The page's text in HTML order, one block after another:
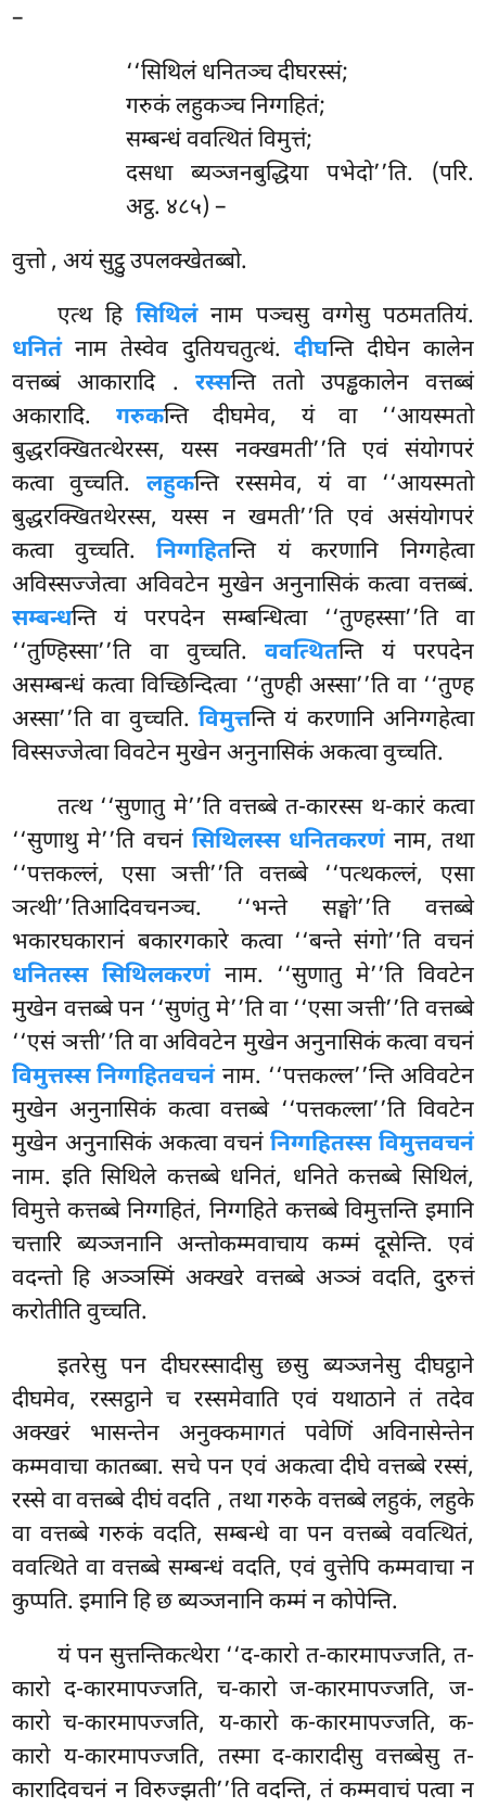
–
‘‘सिथिलं धनितञ्च दीघरस्सं;
गरुकं लहुकञ्च निग्गहितं;
सम्बन्धं ववत्थितं विमुत्तं;
दसधा ब्यञ्जनबुद्धिया पभेदो’’ति. (परि.
अट्ठ. ४८५) –
वुत्तो, अयं सुट्ठु उपलक्खेतब्बो.
एत्थ हि सिथिलंनाम पञ्चसु वग्गेसु पठमततियं.
धनितंनाम तेस्वेव दुतियचतुत्थं. दीघन्ति दीघेन कालेन
वत्तब्बं आकारादि . रस्सन्ति ततो उपड्ढकालेन वत्तब्बं
अकारादि. गरुकन्ति दीघमेव, यं वा ‘‘आयस्मतो
बुद्धरक्खितत्थेरस्स, यस्स नक्खमती’’ति एवं संयोगपरं
कत्वा वुच्चति. लहुकन्ति रस्समेव, यं वा ‘‘आयस्मतो
बुद्धरक्खितथेरस्स, यस्स न खमती’’ति एवं असंयोगपरं
कत्वा वुच्चति.निग्गहितन्ति यं करणानि निग्गहेत्वा
अविस्सज्जेत्वा अविवटेन मुखेन अनुनासिकं कत्वा वत्तब्बं.
सम्बन्धन्ति यं परपदेन सम्बन्धित्वा ‘‘तुण्हस्सा’’ति वा
‘‘तुण्हिस्सा’’ति वा वुच्चति.ववत्थितन्ति यं परपदेन
असम्बन्धं कत्वा विच्छिन्दित्वा ‘‘तुण्ही अस्सा’’ति वा ‘‘तुण्ह
अस्सा’’ति वा वुच्चति. विमुत्तन्ति यं करणानि अनिग्गहेत्वा
विस्सज्जेत्वा विवटेन मुखेन अनुनासिकं अकत्वा वुच्चति.
तत्थ ‘‘सुणातु मे’’ति वत्तब्बे त-कारस्स थ-कारं कत्वा
‘‘सुणाथु मे’’ति वचनं सिथिलस्स धनितकरणंनाम, तथा
‘‘पत्तकल्लं, एसा ञत्ती’’ति वत्तब्बे ‘‘पत्थकल्लं, एसा
ञत्थी’’तिआदिवचनञ्च. ‘‘भन्ते सङ्घो’’ति वत्तब्बे
भकारघकारानं बकारगकारे कत्वा ‘‘बन्ते संगो’’ति वचनं
धनितस्स सिथिलकरणंनाम. ‘‘सुणातु मे’’ति विवटेन
मुखेन वत्तब्बे पन ‘‘सुणंतु मे’’ति वा ‘‘एसा ञत्ती’’ति वत्तब्बे
‘‘एसं ञत्ती’’ति वा अविवटेन मुखेन अनुनासिकं कत्वा वचनं
विमुत्तस्स निग्गहितवचनंनाम. ‘‘पत्तकल्ल’’न्ति अविवटेन
मुखेन अनुनासिकं कत्वा वत्तब्बे ‘‘पत्तकल्ला’’ति विवटेन
मुखेन अनुनासिकं अकत्वा वचनंनिग्गहितस्स विमुत्तवचनं
नाम. इति सिथिले कत्तब्बे धनितं, धनिते कत्तब्बे सिथिलं,
विमुत्ते कत्तब्बे निग्गहितं, निग्गहिते कत्तब्बे विमुत्तन्ति इमानि
चत्तारि ब्यञ्जनानि अन्तोकम्मवाचाय कम्मं दूसेन्ति. एवं
वदन्तो हि अञ्ञस्मिं अक्खरे वत्तब्बे अञ्ञं वदति, दुरुत्तं
करोतीति वुच्चति.
इतरेसुपन दीघरस्सादीसु छसु ब्यञ्जनेसु दीघट्ठाने
दीघमेव, रस्सट्ठाने च रस्समेवाति एवं यथाठाने तं तदेव
अक्खरं भासन्तेन अनुक्कमागतं पवेणिं अविनासेन्तेन
कम्मवाचा कातब्बा. सचे पन एवं अकत्वा दीघे वत्तब्बे रस्सं,
रस्से वा वत्तब्बे दीघं वदति , तथा गरुके वत्तब्बे लहुकं, लहुके
वा वत्तब्बे गरुकं वदति, सम्बन्धे वा पन वत्तब्बे ववत्थितं,
ववत्थिते वा वत्तब्बे सम्बन्धं वदति, एवं वुत्तेपि कम्मवाचा न
कुप्पति. इमानि हि छ ब्यञ्जनानि कम्मं न कोपेन्ति.
यं पन सुत्तन्तिकत्थेरा ‘‘द-कारो त-कारमापज्जति, त-
कारो द-कारमापज्जति, च-कारो ज-कारमापज्जति, ज-
कारो च-कारमापज्जति, य-कारो क-कारमापज्जति, क-
कारो य-कारमापज्जति, तस्मा द-कारादीसु वत्तब्बेसु त-
कारादिवचनं न विरुज्झती’’ति वदन्ति, तं कम्मवाचं पत्वा न